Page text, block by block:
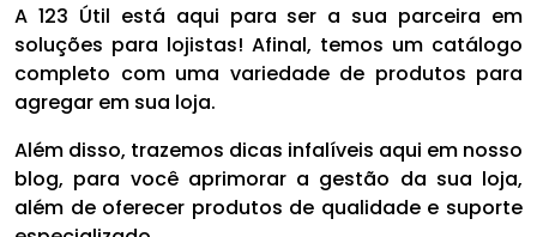
A 123 Útil está aqui para ser a sua parceira em
soluções para lojistas! Afinal, temos um catálogo
completo com uma variedade de produtos para
agregar em sua loja.
Além disso, trazemos dicas infalíveis aqui em nosso
blog, para você aprimorar a gestão da sua loja,
além de oferecer produtos de qualidade e suporte